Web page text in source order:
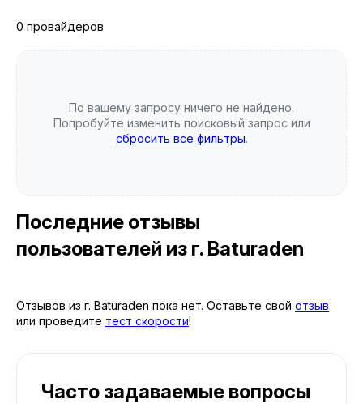
0 провайдеров
По вашему запросу ничего не найдено.
Попробуйте изменить поисковый запрос или
сбросить все фильтры.
Последние отзывы
пользователей из г. Baturaden
Отзывов из г. Baturaden пока нет. Оставьте свой отзыв
или проведите тест скорости!
Часто задаваемые вопросы